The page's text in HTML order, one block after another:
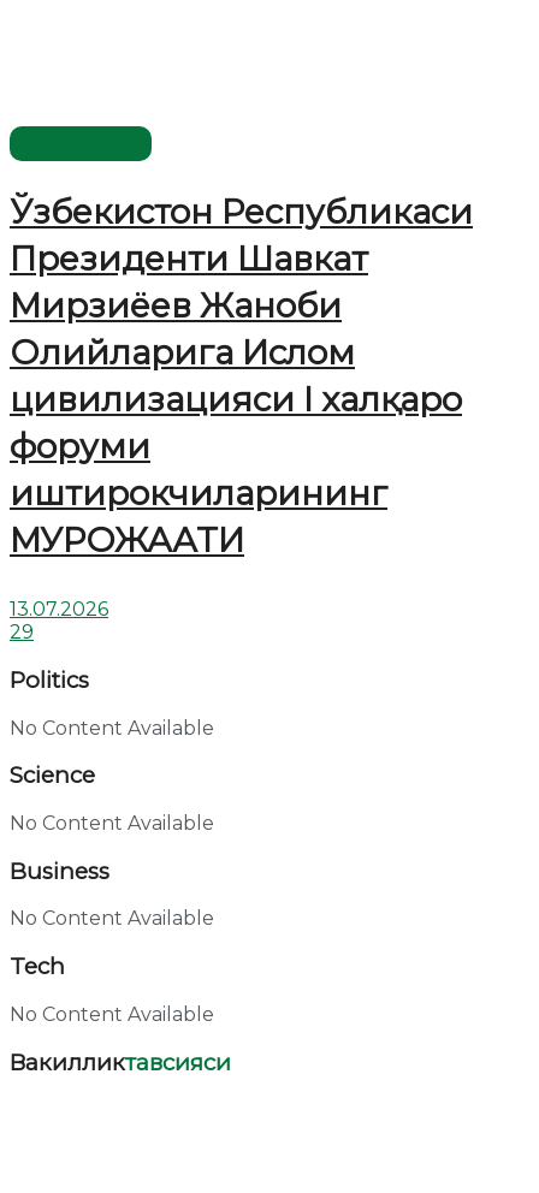
Ўзбекистон Республикаси
Президенти Шавкат
Мирзиёев Жаноби
Олийларига Ислом
цивилизацияси I халқаро
форуми
иштирокчиларининг
МУРОЖААТИ
13.07.2026
29
Politics
No Content Available
Science
No Content Available
Business
No Content Available
Tech
No Content Available
Вакилликтавсияси